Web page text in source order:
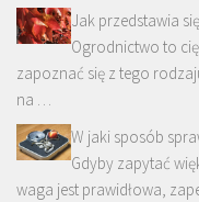
Jak przedstawia
Ogrodnictwo to
zapoznać się z tego
na …
W jaki sposób
Gdyby zapytać
waga jest prawidłowa,